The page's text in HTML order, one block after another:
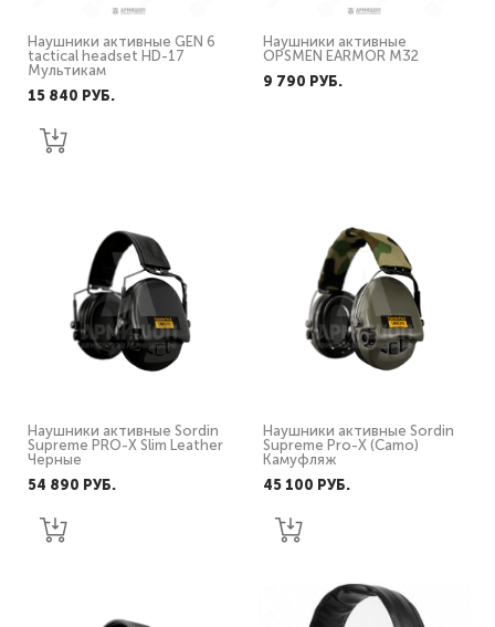
Наушники активные GEN 6
tactical headset HD-17
Мультикам
15 840 PУБ.
Наушники активные
OPSMEN EARMOR M32
9 790 PУБ.
Наушники активные Sordin
Supreme PRO-X Slim Leather
Черные
54 890 PУБ.
Наушники активные Sordin
Supreme Pro-X (Camo)
Камуфляж
45 100 PУБ.